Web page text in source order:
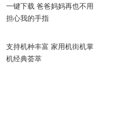
一键下载 爸爸妈妈再也不用
担心我的手指
支持机种丰富 家用机街机掌
机经典荟萃